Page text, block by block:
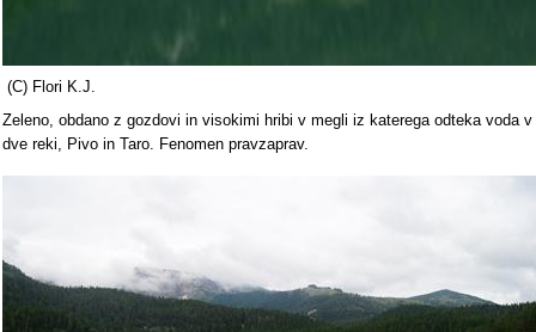
(C) Flori K.J.
Zeleno, obdano z gozdovi in visokimi hribi v megli iz katerega odteka voda v
dve reki, Pivo in Taro. Fenomen pravzaprav.